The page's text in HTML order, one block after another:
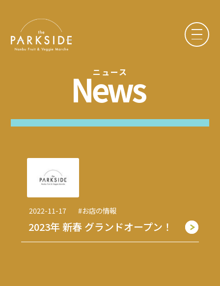
News
ニュース
2022-11-17 #お店の情報
2023年 新春 グランドオープン！